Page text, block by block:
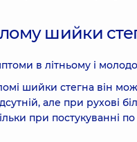
шийки
в літньому і
шийки стегна він
але при рухові
при постукуванні